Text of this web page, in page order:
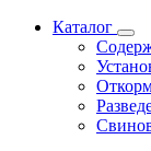
Каталог